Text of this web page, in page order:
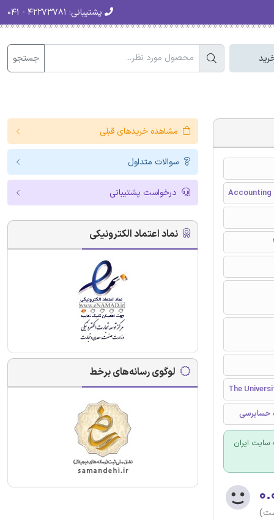
پشتیبانی:
جستجو
Accounting
The
حسابرسی
ایران
مشاهده خریدهای قبلی
سوالات متداول
درخواست پشتیبانی
نماد اعتماد الکترونیکی
لوگوی رسانه‌های برخط